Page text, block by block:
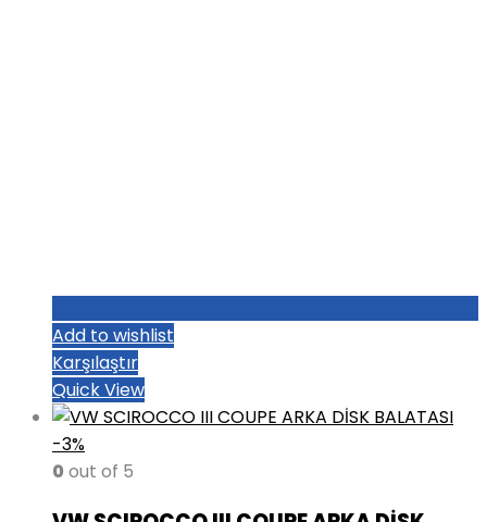
Add to wishlist
Karşılaştır
Quick View
-3%
0 out of 5